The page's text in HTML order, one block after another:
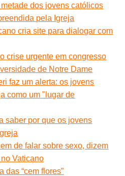
dos jovens católicos
pela Igreja
cria site para dialogar com
crise urgente em congresso
de Notre Dame
faz um alerta: os jovens
como um "lugar de
saber por que os jovens
de falar sobre sexo, dizem
Vaticano
das “cem flores”